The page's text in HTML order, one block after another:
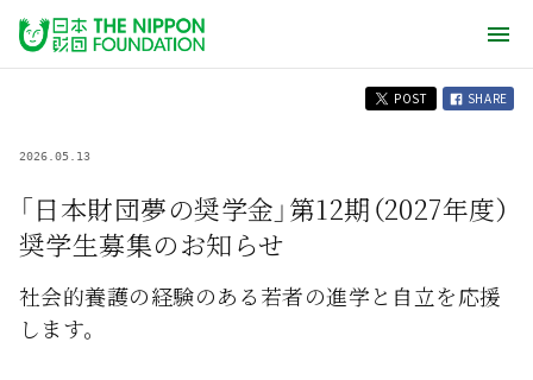
POST SHARE
2026.05.13
「日本財団夢の奨学金」第12期（2027年度）
奨学生募集のお知らせ
社会的養護の経験のある若者の進学と自立を応援
します。